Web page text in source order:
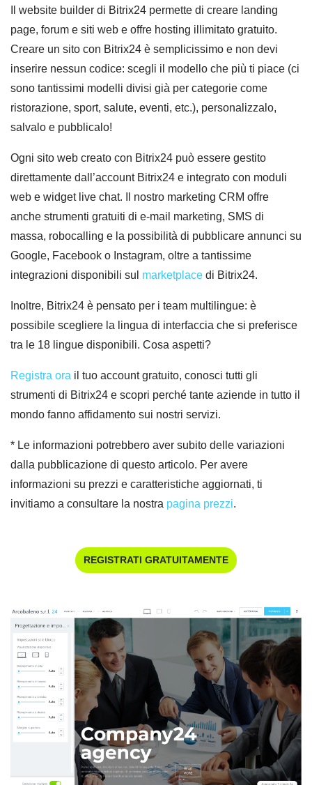
Il website builder di Bitrix24 permette di creare landing
page, forum e siti web e offre hosting illimitato gratuito.
Creare un sito con Bitrix24 è semplicissimo e non devi
inserire nessun codice: scegli il modello che più ti piace (ci
sono tantissimi modelli divisi già per categorie come
ristorazione, sport, salute, eventi, etc.), personalizzalo,
salvalo e pubblicalo!
Ogni sito web creato con Bitrix24 può essere gestito
direttamente dall’account Bitrix24 e integrato con moduli
web e widget live chat. Il nostro marketing CRM offre
anche strumenti gratuiti di e-mail marketing, SMS di
massa, robocalling e la possibilità di pubblicare annunci su
Google, Facebook o Instagram, oltre a tantissime
integrazioni disponibili sul marketplace di Bitrix24.
Inoltre, Bitrix24 è pensato per i team multilingue: è
possibile scegliere la lingua di interfaccia che si preferisce
tra le 18 lingue disponibili. Cosa aspetti?
Registra ora il tuo account gratuito, conosci tutti gli
strumenti di Bitrix24 e scopri perché tante aziende in tutto il
mondo fanno affidamento sui nostri servizi.
* Le informazioni potrebbero aver subito delle variazioni
dalla pubblicazione di questo articolo. Per avere
informazioni su prezzi e caratteristiche aggiornati, ti
invitiamo a consultare la nostra pagina prezzi.
REGISTRATI GRATUITAMENTE